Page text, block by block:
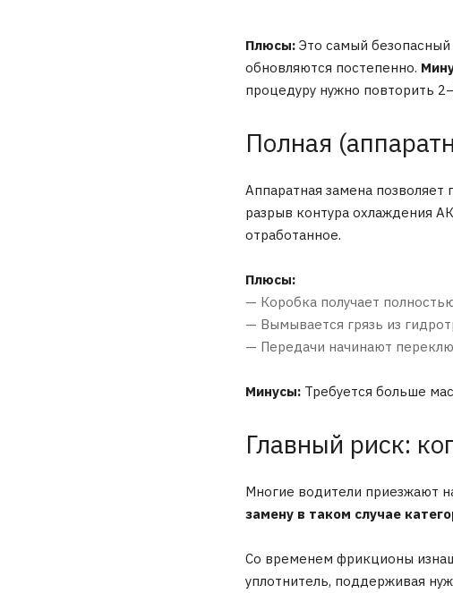
Плюсы: Это самый
обновляются постепенно.
процедуру нужно повторить
Полная
Аппаратная замена
разрыв контура охлаждения
отработанное.
Плюсы:
— Коробка получает
— Вымывается грязь из
— Передачи начинают
Минусы: Требуется больше
Главный риск:
Многие водители приезжают
замену в таком случае
Со временем фрикционы
уплотнитель, поддерживая